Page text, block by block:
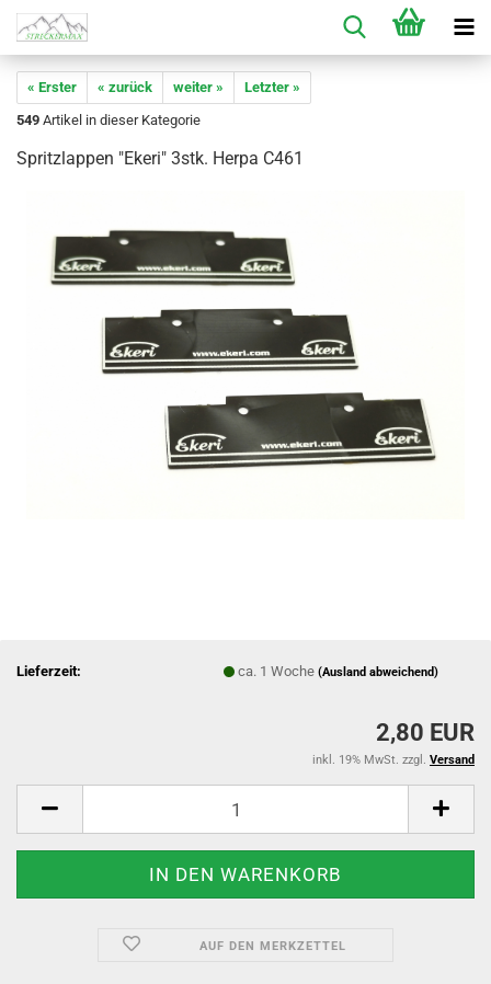
« Erster « zurück weiter »
Letzter »
549 Artikel in dieser Kategorie
Spritzlappen "Ekeri" 3stk. Herpa C461
Lieferzeit: ca. 1 Woche(Ausland abweichend)
2,80 EUR
inkl. 19% MwSt. zzgl. Versand
AUF DEN MERKZETTEL